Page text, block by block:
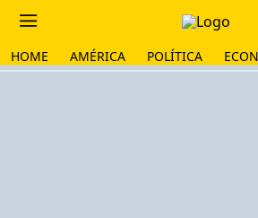
HOME AMÉRICA POLÍTICA